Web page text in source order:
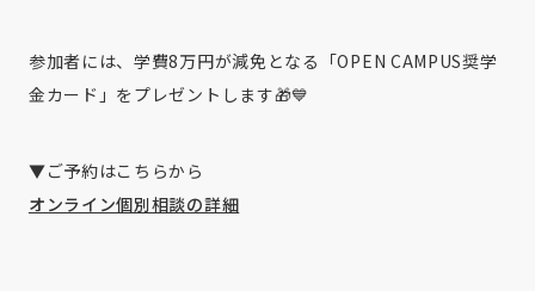
参加者には、学費8万円が減免となる「OPEN CAMPUS奨学
金カード」をプレゼントします🎁💙
▼ご予約はこちらから
オンライン個別相談の詳細